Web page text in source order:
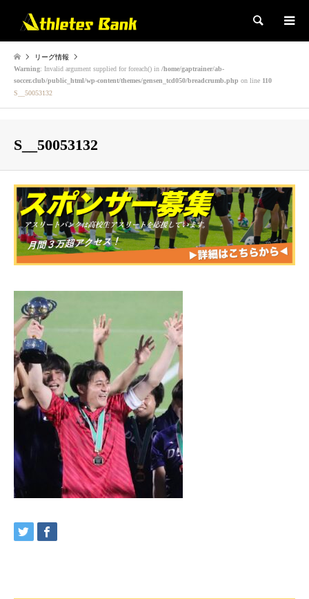
検索
リーグ情報
Warning: Invalid argument supplied for foreach() in /home/gaptrainer/ab-
soccer.club/public_html/wp-content/themes/gensen_tcd050/breadcrumb.php on line 110
S__50053132
S__50053132